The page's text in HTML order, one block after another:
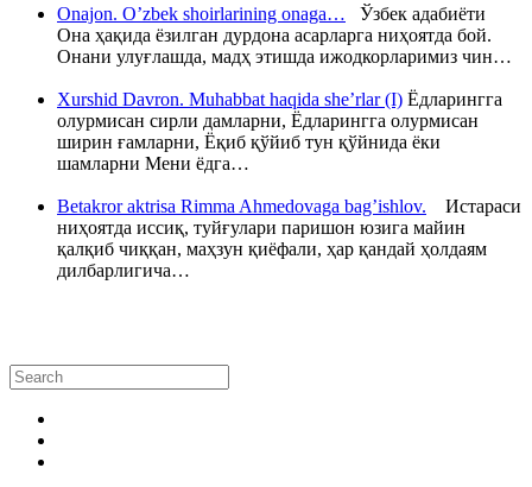
Onajon. O’zbek shoirlarining onaga… Ўзбек адабиёти
Она ҳақида ёзилган дурдона асарларга ниҳоятда бой.
Онани улуғлашда, мадҳ этишда ижодкорларимиз чин…
Xurshid Davron. Muhabbat haqida she’rlar (I) Ёдларингга
олурмисан сирли дамларни, Ёдларингга олурмисан
ширин ғамларни, Ёқиб қўйиб тун қўйнида ёки
шамларни Мени ёдга…
Betakror aktrisa Rimma Ahmedovaga bag’ishlov. Истараси
ниҳоятда иссиқ, туйғулари паришон юзига майин
қалқиб чиққан, маҳзун қиёфали, ҳар қандай ҳолдаям
дилбарлигича…